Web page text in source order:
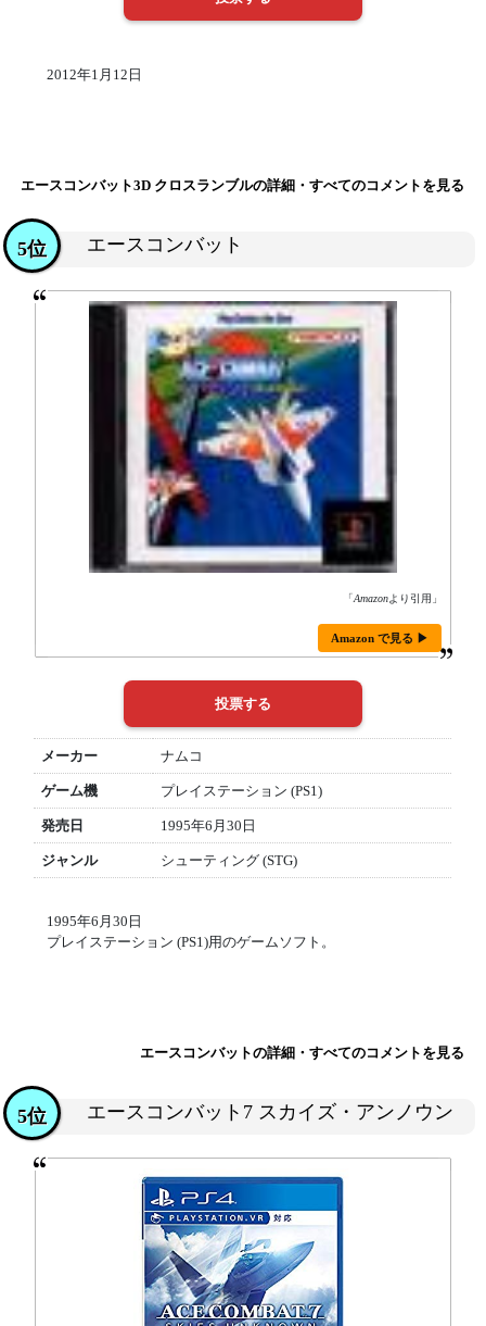
2012年1月12日
エースコンバット3D クロスランブルの詳細・すべてのコメントを見る
エースコンバット
5位
「Amazonより引用」
Amazon で見る ▶
メーカー ナムコ
ゲーム機 プレイステーション (PS1)
発売日 1995年6月30日
ジャンル シューティング (STG)
1995年6月30日
プレイステーション (PS1)用のゲームソフト。
エースコンバットの詳細・すべてのコメントを見る
エースコンバット7 スカイズ・アンノウン
5位